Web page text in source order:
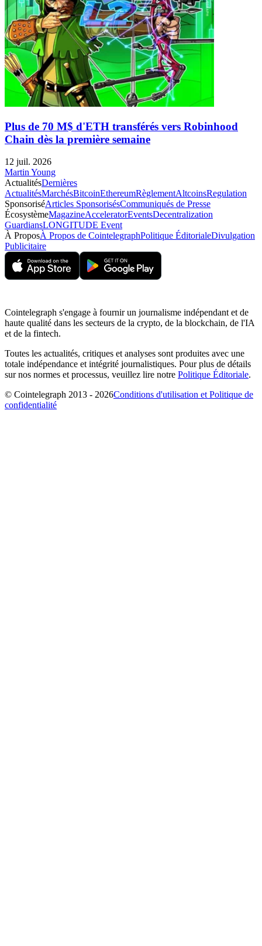
Plus de 70 M$ d'ETH transférés vers Robinhood
Chain dès la première semaine
12 juil. 2026
Martin Young
ActualitésDernières
ActualitésMarchésBitcoinEthereumRèglementAltcoinsRegulation
SponsoriséArticles SponsorisésCommuniqués de Presse
ÉcosystèmeMagazineAcceleratorEventsDecentralization
GuardiansLONGITUDE Event
À ProposÀ Propos de CointelegraphPolitique ÉditorialeDivulgation
Publicitaire
Cointelegraph s'engage à fournir un journalisme indépendant et de
haute qualité dans les secteurs de la crypto, de la blockchain, de l'IA
et de la fintech.
Toutes les actualités, critiques et analyses sont produites avec une
totale indépendance et intégrité journalistiques. Pour plus de détails
sur nos normes et processus, veuillez lire notre Politique Éditoriale.
© Cointelegraph 2013 - 2026Conditions d'utilisation et Politique de
confidentialité